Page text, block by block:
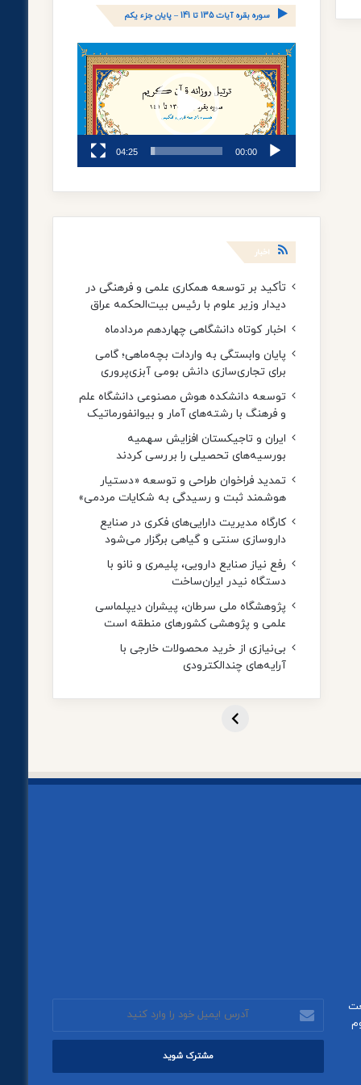
سوره بقره آیات 135 تا 141 – پایان جزء یکم
نمایشگر
ویدیو
00:00
04:25
اخبار
تأکید بر توسعه همکاری‌ علمی و فرهنگی در
دیدار وزیر علوم با رئیس بیت‌الحکمه عراق
اخبار کوتاه دانشگاهی چهاردهم مردادماه
پایان وابستگی به واردات بچه‌ماهی؛ گامی
برای تجاری‌سازی دانش بومی آبزی‌پروری
توسعه دانشکده هوش مصنوعی دانشگاه علم
و فرهنگ با رشته‌های آمار و بیوانفورماتیک
ایران و تاجیکستان افزایش سهمیه
بورسیه‌های تحصیلی را بررسی کردند
تمدید فراخوان طراحی و توسعه «دستیار
هوشمند ثبت و رسیدگی به شکایات مردمی»
کارگاه مدیریت دارایی‌های فکری در صنایع
داروسازی سنتی و گیاهی برگزار می‌شود
رفع نیاز صنایع دارویی، پلیمری و نانو با
دستگاه نیدر ایران‌ساخت
پژوهشگاه ملی سرطان، پیشران دیپلماسی
علمی و پژوهشی کشورهای منطقه است
بی‌نیازی از خرید محصولات خارجی با
آرایه‌های چندالکترودی
ایمیل
خود
وارد